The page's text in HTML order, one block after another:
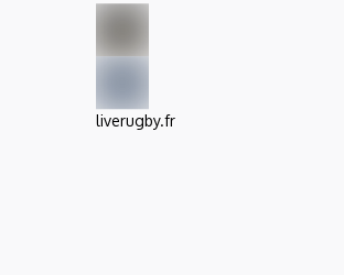
liverugby.fr